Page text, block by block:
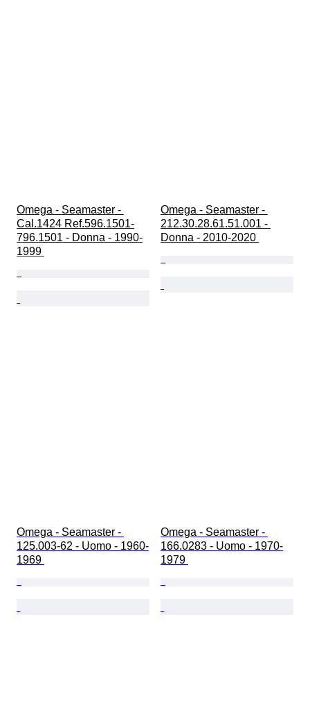
Omega - Seamaster -
Cal.1424 Ref.596.1501-
796.1501 - Donna - 1990-
1999
Omega - Seamaster -
212.30.28.61.51.001 -
Donna - 2010-2020
Omega - Seamaster -
125.003-62 - Uomo - 1960-
1969
Omega - Seamaster -
166.0283 - Uomo - 1970-
1979